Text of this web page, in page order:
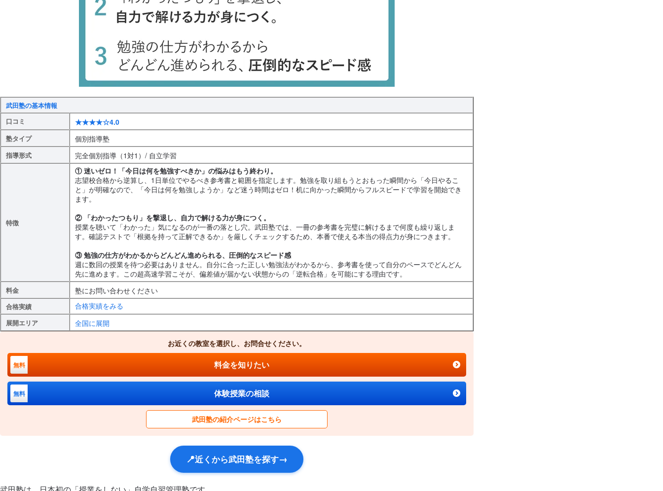
武田塾の基本情報
口コミ
★★★★☆4.0
塾タイプ 個別指導塾
指導形式 完全個別指導（1対1）/ 自立学習
特徴
① 迷いゼロ！「今日は何を勉強すべきか」の悩みはもう終わり。
志望校合格から逆算し、1日単位でやるべき参考書と範囲を指定します。勉強を取り組もうとおもった瞬間から「今日やるこ
と」が明確なので、「今日は何を勉強しようか」など迷う時間はゼロ！机に向かった瞬間からフルスピードで学習を開始でき
ます。
② 「わかったつもり」を撃退し、自力で解ける力が身につく。
授業を聴いて「わかった」気になるのが一番の落とし穴。武田塾では、一冊の参考書を完璧に解けるまで何度も繰り返しま
す。確認テストで「根拠を持って正解できるか」を厳しくチェックするため、本番で使える本当の得点力が身につきます。
③ 勉強の仕方がわかるからどんどん進められる、圧倒的なスピード感
週に数回の授業を待つ必要はありません。自分に合った正しい勉強法がわかるから、参考書を使って自分のペースでどんどん
先に進めます。この超高速学習こそが、偏差値が届かない状態からの「逆転合格」を可能にする理由です。
料金 塾にお問い合わせください
合格実績 合格実績をみる
展開エリア 全国に展開
お近くの教室を選択し、お問合せください。
無料 料金を知りたい
無料 体験授業の相談
武田塾の紹介ページはこちら
📍近くから武田塾を探す→